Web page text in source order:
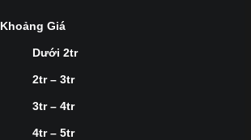
Khoảng Giá
Dưới 2tr
2tr – 3tr
3tr – 4tr
4tr – 5tr